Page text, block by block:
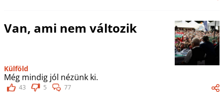
Van, ami nem változik
Külföld
Még mindig jól nézünk ki.
43 5 77